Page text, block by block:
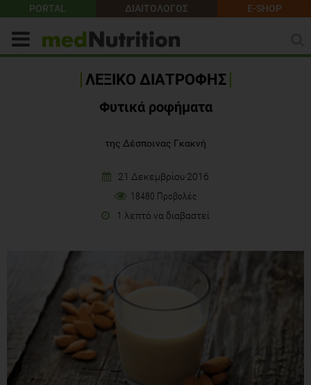
PORTAL ΔΙΑΙΤΟΛΟΓΟΣ E-SHOP
ΛΕΞΙΚΟ ΔΙΑΤΡΟΦΗΣ
Φυτικά ροφήματα
της Δέσποινας Γκακνή
21 Δεκεμβρίου 2016
18480 Προβολές
1 λεπτό να διαβαστεί